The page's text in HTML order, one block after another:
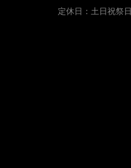
定休日：土日祝祭日